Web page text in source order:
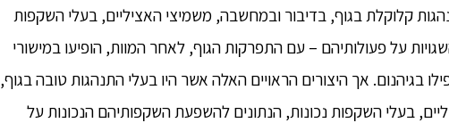
קלוקלת בגוף, בדיבור ובמחשבה, משמיצי האציליים, בעלי השקפות
על פעולותיהם – עם התפרקות הגוף, לאחר המוות, הופיעו במישורי
בגיהנום. אך היצורים הראויים האלה אשר היו בעלי התנהגות טובה בגוף,
בעלי השקפות נכונות, הנתונים להשפעת השקפותיהם הנכונות על